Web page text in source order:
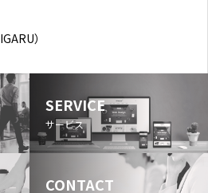
）
SERVICE
サービス
CONTACT